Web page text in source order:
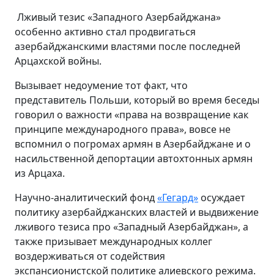
Лживый тезис «Западного Азербайджана»
особенно активно стал продвигаться
азербайджанскими властями после последней
Арцахской войны.
Вызывает недоумение тот факт, что
представитель Польши, который во время беседы
говорил о важности «права на возвращение как
принципе международного права», вовсе не
вспомнил о погромах армян в Азербайджане и о
насильственной депортации автохтонных армян
из Арцаха.
Научно-аналитический фонд«Гегард» осуждает
политику азербайджанских властей и выдвижение
лживого тезиса про «Западный Азербайджан», а
также призывает международных коллег
воздерживаться от содействия
экспансионистской политике алиевского режима.